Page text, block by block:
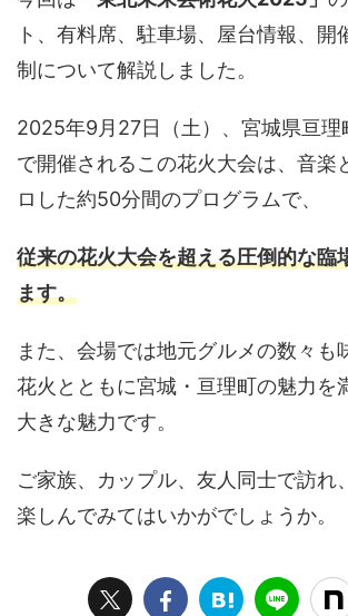
ト、有料席、駐車場、屋台情報、開
制について解説しました。
2025年9月27日（土）、宮城県亘理
で開催されるこの花火大会は、音楽
ロした約50分間のプログラムで、
従来の花火大会を超える圧倒的な臨
ます。
また、会場では地元グルメの数々も
花火とともに宮城・亘理町の魅力を
大きな魅力です。
ご家族、カップル、友人同士で訪れ
楽しんでみてはいかがでしょうか。